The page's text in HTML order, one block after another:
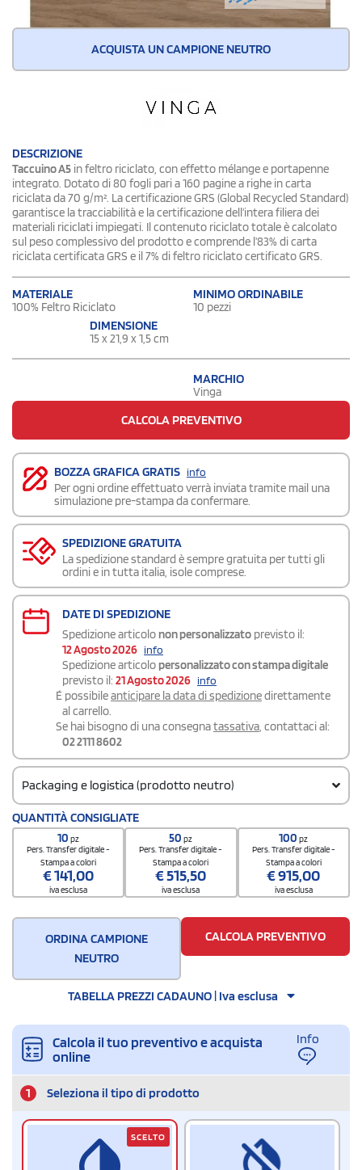
ACQUISTA UN CAMPIONE NEUTRO
DESCRIZIONE
Taccuino A5 in feltro riciclato, con effetto mélange e portapenne
integrato. Dotato di 80 fogli pari a 160 pagine a righe in carta
riciclata da 70 g/m². La certificazione GRS (Global Recycled Standard)
garantisce la tracciabilità e la certificazione dell’intera filiera dei
materiali riciclati impiegati. Il contenuto riciclato totale è calcolato
sul peso complessivo del prodotto e comprende l’83% di carta
riciclata certificata GRS e il 7% di feltro riciclato certificato GRS.
MATERIALE
100% Feltro Riciclato
MINIMO ORDINABILE
10 pezzi
DIMENSIONE
15 x 21,9 x 1,5 cm
MARCHIO
Vinga
CALCOLA PREVENTIVO
BOZZA GRAFICA GRATIS info
Per ogni ordine effettuato verrà inviata tramite mail una
simulazione pre-stampa da confermare.
SPEDIZIONE GRATUITA
La spedizione standard è sempre gratuita per tutti gli
ordini e in tutta italia, isole comprese.
DATE DI SPEDIZIONE
Spedizione articolo non personalizzato previsto il:
12 Agosto 2026 info
Spedizione articolo personalizzato con stampa digitale
previsto il: 21 Agosto 2026 info
É possibileanticipare la data di spedizionedirettamente
al carrello.
Se hai bisogno di una consegnatassativa, contattaci al:
02 2111 8602
Packaging e logistica (prodotto neutro)
Codice doganale
4820103000
QUANTITÀ CONSIGLIATE
10pz
Pers. Transfer digitale -
Stampa a colori
€141,00
iva esclusa
50pz
Pers. Transfer digitale -
Stampa a colori
€515,50
iva esclusa
100pz
Pers. Transfer digitale -
Stampa a colori
€915,00
iva esclusa
ORDINA CAMPIONE
NEUTRO
CALCOLA PREVENTIVO
TABELLA PREZZI CADAUNO | Iva esclusa
Calcola il tuo preventivo e acquista
online
Info
1 Seleziona il tipo di prodotto
SCELTO